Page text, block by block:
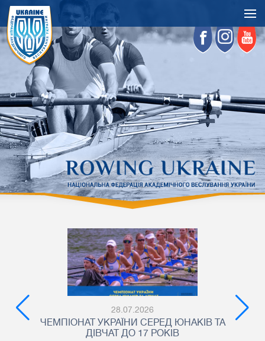
28.07.2026
ЧЕМПІОНАТ УКРАЇНИ СЕРЕД ЮНАКІВ ТА
ДІВЧАТ ДО 17 РОКІВ